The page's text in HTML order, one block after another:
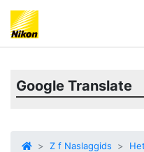
Google Translate
Z f Naslaggids